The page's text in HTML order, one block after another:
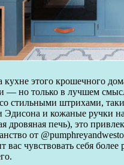
этого крошечного
— но только в лучшем
стильными штрихами,
Эдисона и кожаные ручки
дровяная печь), это
от
вас чувствовать себя более